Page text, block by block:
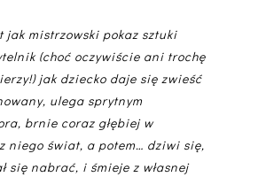
jak mistrzowski pokaz sztuki
(choć oczywiście ani trochę
jak dziecko daje się zwieść
ulega sprytnym
brnie coraz głębiej w
niego świat, a potem… dziwi się,
się nabrać, i śmieje z własnej